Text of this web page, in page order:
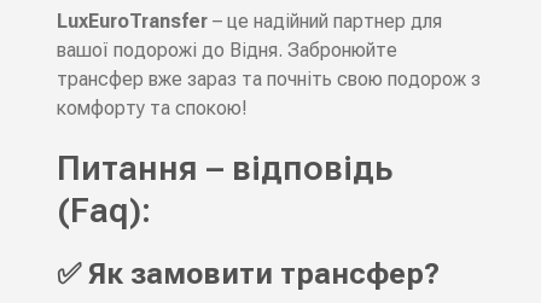
LuxEuroTransfer– це надійний партнер для
вашої подорожі до Відня. Забронюйте
трансфер вже зараз та почніть свою подорож з
комфорту та спокою!
Питання – відповідь
(Faq):
✅ Як замовити трансфер?